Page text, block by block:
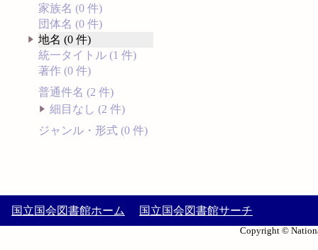
家族名 (0 件)
団体名 (0 件)
地名 (0 件)
統一タイトル (1 件)
著作 (0 件)
普通件名 (2 件)
細目なし (2 件)
ジャンル・形式 (0 件)
国立国会図書館ホーム 国立国会図書館サーチ
Copyright ©